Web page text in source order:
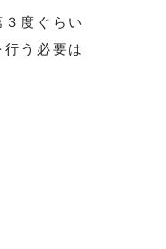
度ぐらい
う必要は